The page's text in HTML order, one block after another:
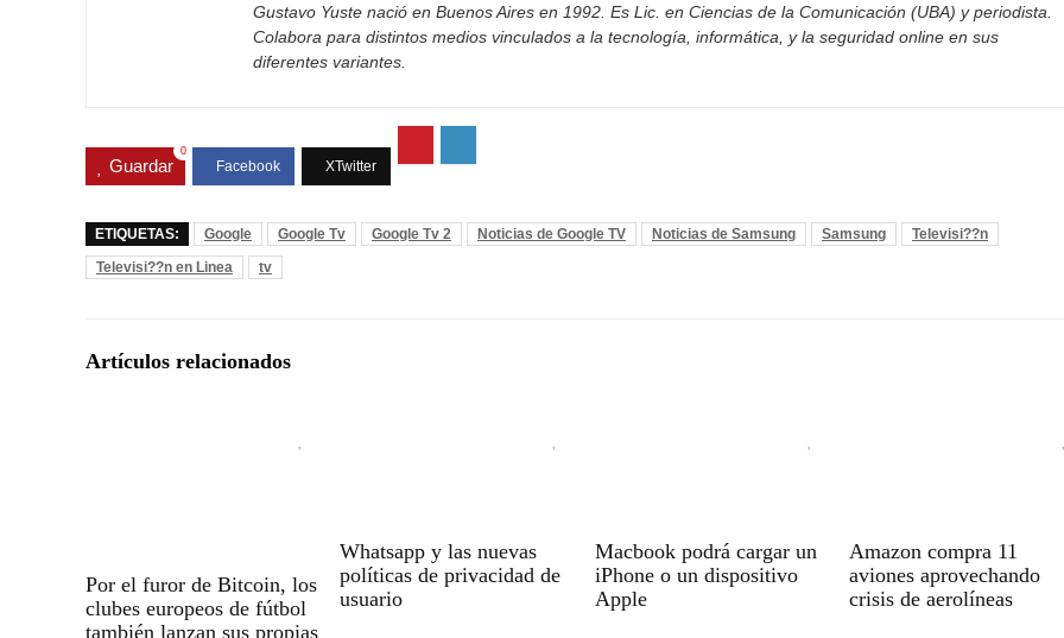
Gustavo Yuste nació en Buenos Aires en 1992. Es Lic. en Ciencias de la Comunicación (UBA) y periodista.
Colabora para distintos medios vinculados a la tecnología, informática, y la seguridad online en sus
diferentes variantes.
Guardar
0
ETIQUETAS: Google Google Tv Google Tv 2 Noticias de Google TV Noticias de Samsung Samsung
Televisi??n
Televisi??n en Linea
tv
Artículos relacionados
Por el furor de Bitcoin, los
clubes europeos de fútbol
también lanzan sus propias
Whatsapp y las nuevas
políticas de privacidad de
usuario
Macbook podrá cargar un
iPhone o un dispositivo
Apple
Amazon compra 11
aviones aprovechando
crisis de aerolíneas